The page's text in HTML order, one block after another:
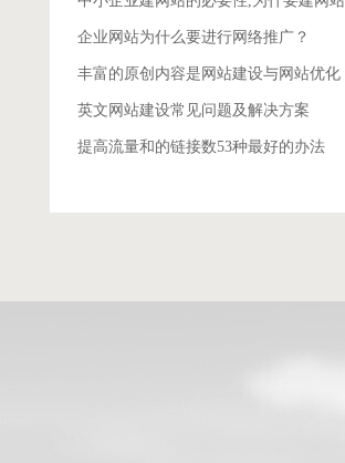
企业网站为什么要进行网络推广？
丰富的原创内容是网站建设与网站优化
英文网站建设常见问题及解决方案
提高流量和的链接数53种最好的办法